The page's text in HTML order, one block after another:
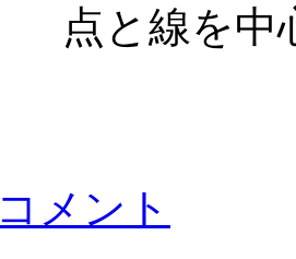
点と線を中
コメント